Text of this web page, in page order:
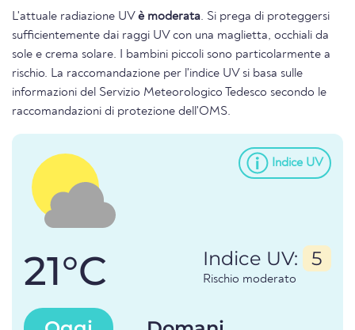
L'attuale radiazione UV è moderata. Si prega di proteggersi
sufficientemente dai raggi UV con una maglietta, occhiali da
sole e crema solare. I bambini piccoli sono particolarmente a
rischio. La raccomandazione per l'indice UV si basa sulle
informazioni del Servizio Meteorologico Tedesco secondo le
raccomandazioni di protezione dell'OMS.
Indice UV
21°C Indice UV: 5
Rischio moderato